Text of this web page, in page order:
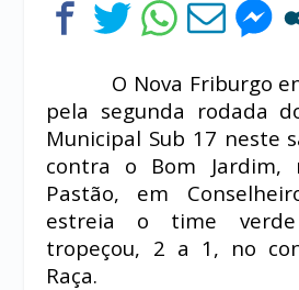
O Nova Friburgo
pela segunda rodada
Municipal Sub 17 neste
contra o Bom Jardim,
Pastão, em
estreia o time
tropeçou, 2 a 1, no
Raça.